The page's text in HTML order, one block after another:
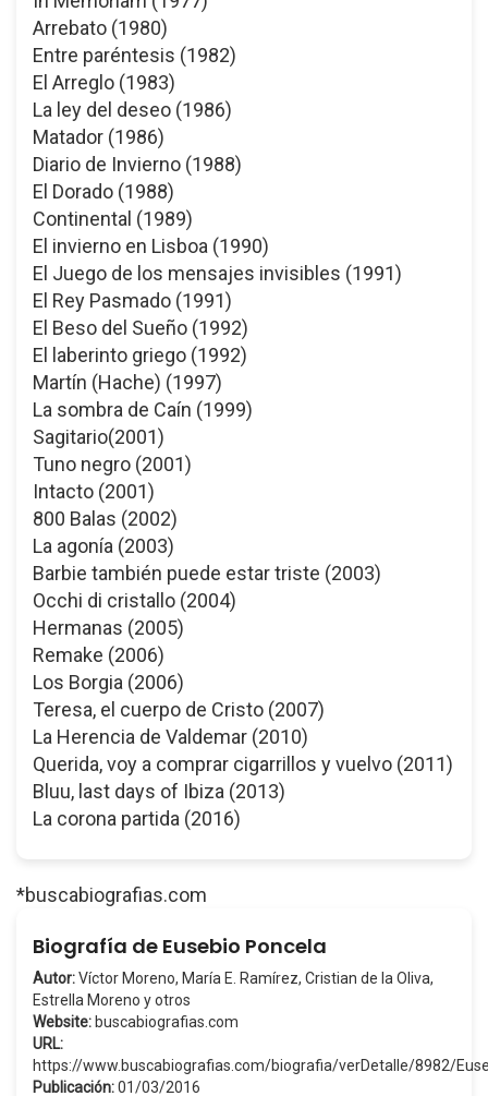
Arrebato (1980)
Entre paréntesis (1982)
El Arreglo (1983)
La ley del deseo (1986)
Matador (1986)
Diario de Invierno (1988)
El Dorado (1988)
Continental (1989)
El invierno en Lisboa (1990)
El Juego de los mensajes invisibles (1991)
El Rey Pasmado (1991)
El Beso del Sueño (1992)
El laberinto griego (1992)
Martín (Hache) (1997)
La sombra de Caín (1999)
Sagitario(2001)
Tuno negro (2001)
Intacto (2001)
800 Balas (2002)
La agonía (2003)
Barbie también puede estar triste (2003)
Occhi di cristallo (2004)
Hermanas (2005)
Remake (2006)
Los Borgia (2006)
Teresa, el cuerpo de Cristo (2007)
La Herencia de Valdemar (2010)
Querida, voy a comprar cigarrillos y vuelvo (2011)
Bluu, last days of Ibiza (2013)
La corona partida (2016)
*buscabiografias.com
Biografía de Eusebio Poncela
Autor:Víctor Moreno, María E. Ramírez, Cristian de la Oliva,
Estrella Moreno y otros
Website: buscabiografias.com
URL:
https://www.buscabiografias.com/biografia/verDetalle/8982/
Publicación:01/03/2016